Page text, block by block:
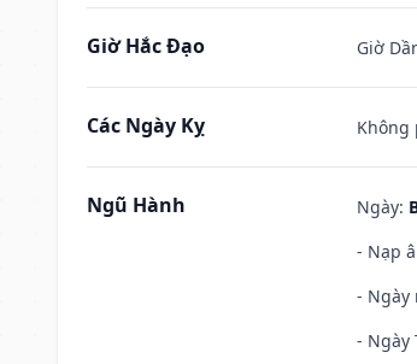
Giờ Hắc Đạo Giờ
Các Ngày Kỵ Không
Ngũ Hành Ngày:
- Nạp
- Ngày
- Ngày